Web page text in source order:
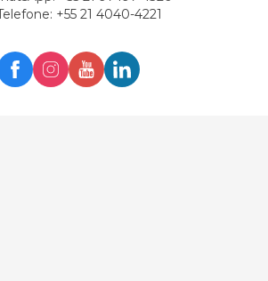
: +55 21 4040-4221